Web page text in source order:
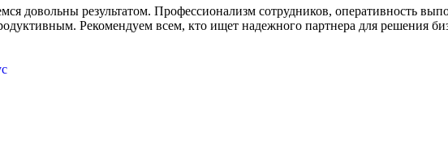
довольны результатом. Профессионализм сотрудников, оперативность
Рекомендуем всем, кто ищет надежного партнера для решения